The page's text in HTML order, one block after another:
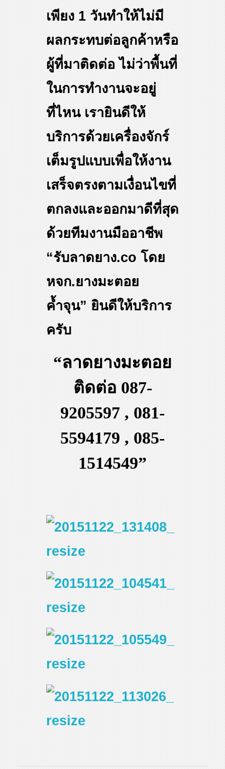
เพียง 1 วันทำให้ไม่มี
ผลกระทบต่อลูกค้าหรือ
ผู้ที่มาติดต่อ ไม่ว่าพื้นที่
ในการทำงานจะอยู่
ที่ไหน เรายินดีให้
บริการด้วยเครื่องจักร์
เต็มรูปแบบเพื่อให้งาน
เสร็จตรงตามเงื่อนไขที่
ตกลงและออกมาดีที่สุด
ด้วยทีมงานมืออาชีพ
“รับลาดยาง.co โดย
หจก.ยางมะตอย
ค้ำจุน” ยินดีให้บริการ
ครับ
“ลาดยางมะตอย
ติดต่อ 087-
9205597 , 081-
5594179 , 085-
1514549”